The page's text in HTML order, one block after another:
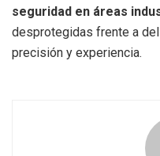
seguridad en áreas
desprotegidas frente a
precisión y experiencia.